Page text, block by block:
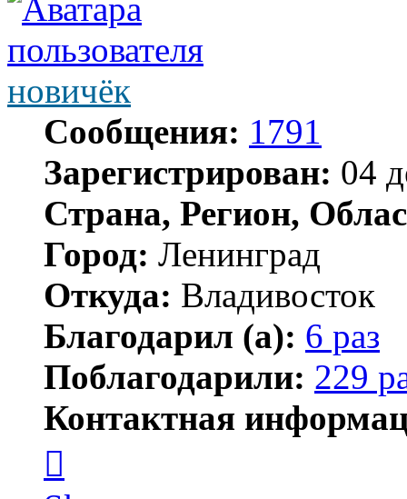
новичёк
Сообщения: 1791
Зарегистрирован: 04
Страна, Регион,
Город: Ленинград
Откуда: Владивосток
Благодарил (а): 6 раз
Поблагодарили: 229
Контактная
пользователя
новичёк